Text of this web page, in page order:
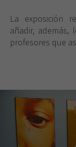
La exposición
añadir, además,
profesores que